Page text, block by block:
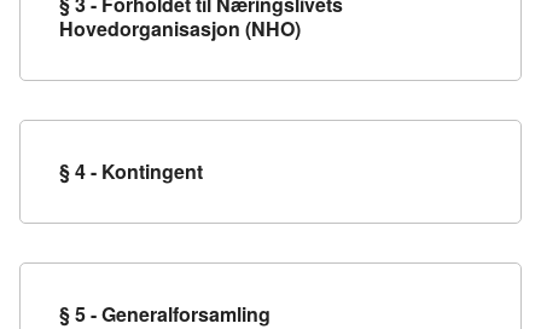
Hovedorganisasjon (NHO)
§ 4 - Kontingent
§ 5 - Generalforsamling